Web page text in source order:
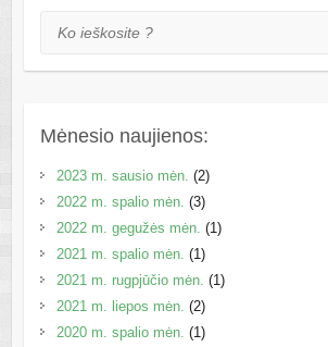
Ko ieškosite ?
Mėnesio naujienos:
2023 m. sausio mėn. (2)
2022 m. spalio mėn. (3)
2022 m. gegužės mėn. (1)
2021 m. spalio mėn. (1)
2021 m. rugpjūčio mėn. (1)
2021 m. liepos mėn. (2)
2020 m. spalio mėn. (1)